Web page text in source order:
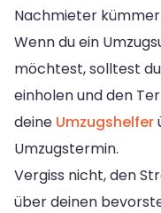
Nachmieter
Wenn du ein
möchtest, solltest
einholen und den
deine Umzugshelfer
Umzugstermin.
Vergiss nicht, den
über deinen